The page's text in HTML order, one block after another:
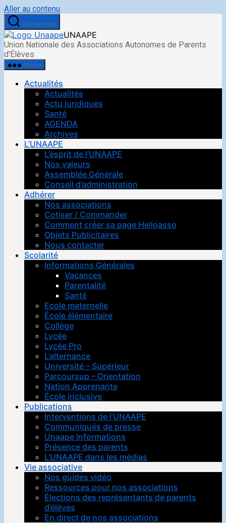
Aller au contenu
Recherche
UNAAPE
Union Nationale des Associations Autonomes de Parents
d'Élèves
Menu
Actualités
Actualités
Actu juridiques
Santé
AGENDA
Archives
L’UNAAPE
L’esprit de l’UNAAPE
Nos valeurs
Assemblée Générale
Conseil d’administration
Adhérer
Nos associations
Cotiser / Commander
Comment créer sa page Helloasso
Objets Publicitaires
Nous contacter
Scolarité
Informations Générales
Vacances
Parentalité
Santé
Ecole maternelle
École élémentaire
Collège
Lycée
Lycée Pro
L’alternance
Université – Supérieur
Parcoursup – Orientation
Nation Apprenante
École inclusive
Publications
Interventions de l’UNAAPE
Communiqués de presse
Unaape Informations
Présence des parents
L’UNAAPE dans les médias
Vie associative
Nos guides vidéo
Ressources pour nos associations
Élections des représentants de parents
d’élèves
En direct de nos associations